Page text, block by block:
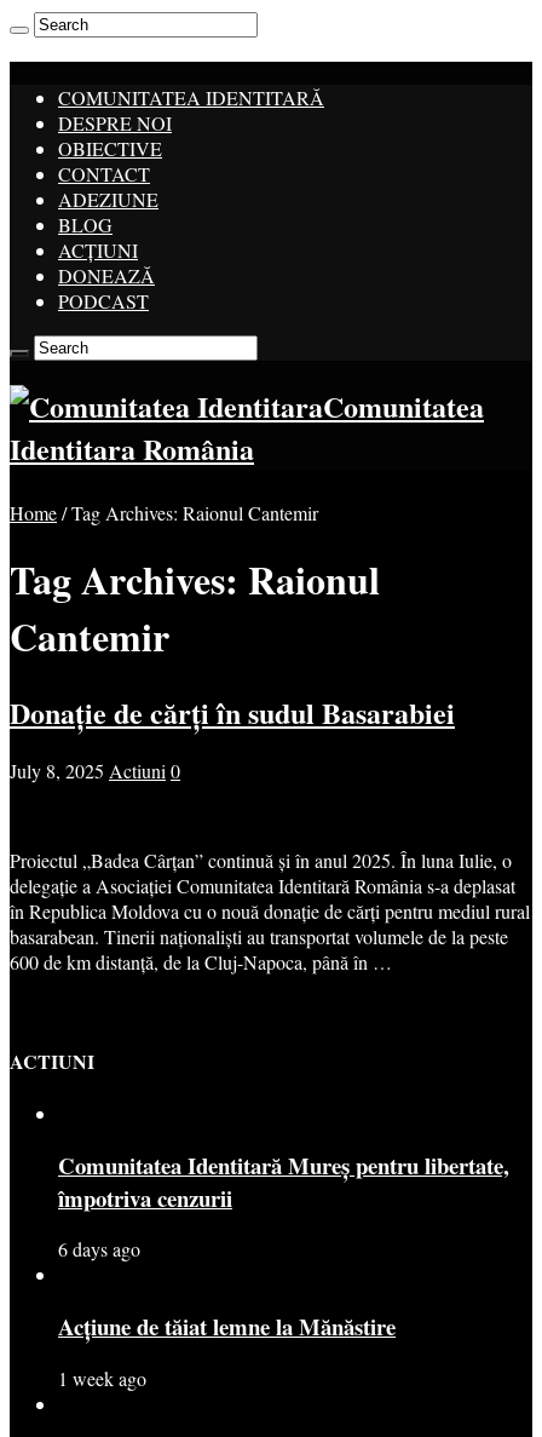
COMUNITATEA IDENTITARĂ
DESPRE NOI
OBIECTIVE
CONTACT
ADEZIUNE
BLOG
ACȚIUNI
DONEAZĂ
PODCAST
Comunitatea
Identitara România
Home/Tag Archives: Raionul Cantemir
Tag Archives: Raionul
Cantemir
Donație de cărți în sudul Basarabiei
July 8, 2025 Actiuni 0
Proiectul „Badea Cârțan” continuă și în anul 2025. În luna Iulie, o
delegație a Asociației Comunitatea Identitară România s-a deplasat
în Republica Moldova cu o nouă donație de cărți pentru mediul rural
basarabean. Tinerii naționaliști au transportat volumele de la peste
600 de km distanță, de la Cluj-Napoca, până în …
ACTIUNI
Comunitatea Identitară Mureș pentru libertate,
împotriva cenzurii
6 days ago
Acțiune de tăiat lemne la Mănăstire
1 week ago